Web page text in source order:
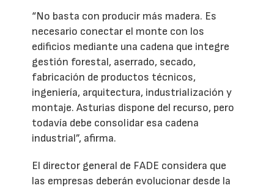
“No basta con producir más madera. Es
necesario conectar el monte con los
edificios mediante una cadena que integre
gestión forestal, aserrado, secado,
fabricación de productos técnicos,
ingeniería, arquitectura, industrialización y
montaje. Asturias dispone del recurso, pero
todavía debe consolidar esa cadena
industrial”, afirma.
El director general de FADE considera que
las empresas deberán evolucionar desde la